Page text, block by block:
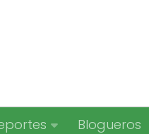
Blogueros